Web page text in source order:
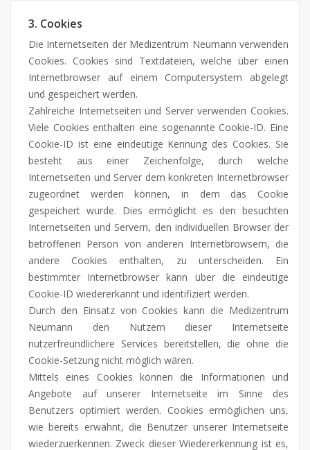
3. Cookies
Die Internetseiten der Medizentrum Neumann verwenden
Cookies. Cookies sind Textdateien, welche über einen
Internetbrowser auf einem Computersystem abgelegt
und gespeichert werden.
Zahlreiche Internetseiten und Server verwenden Cookies.
Viele Cookies enthalten eine sogenannte Cookie-ID. Eine
Cookie-ID ist eine eindeutige Kennung des Cookies. Sie
besteht aus einer Zeichenfolge, durch welche
Internetseiten und Server dem konkreten Internetbrowser
zugeordnet werden können, in dem das Cookie
gespeichert wurde. Dies ermöglicht es den besuchten
Internetseiten und Servern, den individuellen Browser der
betroffenen Person von anderen Internetbrowsern, die
andere Cookies enthalten, zu unterscheiden. Ein
bestimmter Internetbrowser kann über die eindeutige
Cookie-ID wiedererkannt und identifiziert werden.
Durch den Einsatz von Cookies kann die Medizentrum
Neumann den Nutzern dieser Internetseite
nutzerfreundlichere Services bereitstellen, die ohne die
Cookie-Setzung nicht möglich wären.
Mittels eines Cookies können die Informationen und
Angebote auf unserer Internetseite im Sinne des
Benutzers optimiert werden. Cookies ermöglichen uns,
wie bereits erwähnt, die Benutzer unserer Internetseite
wiederzuerkennen. Zweck dieser Wiedererkennung ist es,